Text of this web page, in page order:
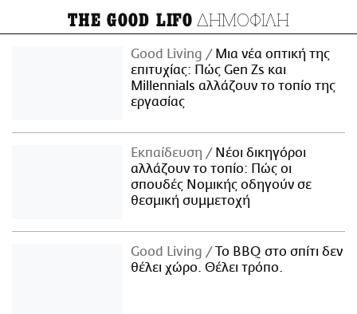
THE GOOD LIFO ΔΗΜΟΦΙΛΗ
Good Living
Μια νέα οπτική της
επιτυχίας: Πώς Gen Zs και
Millennials αλλάζουν το τοπίο της
εργασίας
Εκπαίδευση
Νέοι δικηγόροι
αλλάζουν το τοπίο: Πώς οι
σπουδές Νομικής οδηγούν σε
θεσμική συμμετοχή
Good Living
Το BBQ στο σπίτι δεν
θέλει χώρο. Θέλει τρόπο.